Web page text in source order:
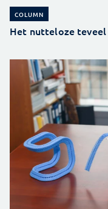
COLUMN
Het nutteloze teveel